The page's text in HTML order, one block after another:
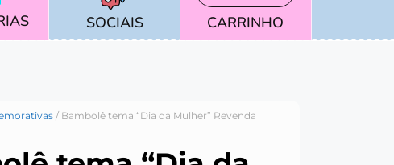
SOCIAIS CARRINHO
/ Bambolê tema “Dia da Mulher” Revenda